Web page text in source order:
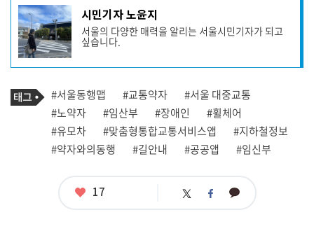
기
사
작
성
자
프
필
시민기자 노윤지
서울의 다양한 매력을 알리는 서울시민기자가 되고
싶습니다.
기
사
관
련
태
그
태
그
#서울동행맵 #교통약자
#서울 대중교통
#노약자
#임산부 #장애인
#휠체어
#유모차
#맞춤형통합교통서비스앱
#지하철정보
#약자와의동행
#길안내 #공공앱 #임신부
좋
17 트 페 카